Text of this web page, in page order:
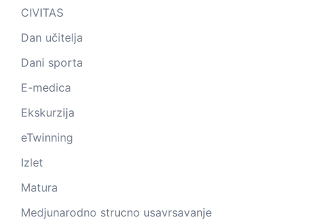
CIVITAS
Dan učitelja
Dani sporta
E-medica
Ekskurzija
eTwinning
Izlet
Matura
Medjunarodno strucno usavrsavanje